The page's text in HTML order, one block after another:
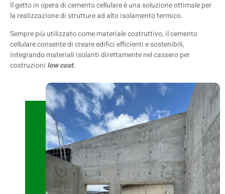
Il getto in opera di cemento cellulare è una soluzione ottimale per
la realizzazione di strutture ad alto isolamento termico.
Sempre più utilizzato come materiale costruttivo, il cemento
cellulare consente di creare edifici efficienti e sostenibili,
integrando materiali isolanti direttamente nel cassero per
costruzioni low cost.